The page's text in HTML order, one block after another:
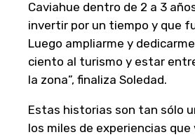
Caviahue dentro de 2 a 3
invertir por un tiempo y que
Luego ampliarme y
ciento al turismo y estar
la zona”, finaliza Soledad.
Estas historias son tan sólo
los miles de experiencias que